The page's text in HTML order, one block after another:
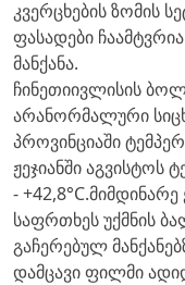
კვერცხების ზომის
ფასადები
მანქანა.
ჩინეთიივლისის
არანორმალური
პროვინციაში
ჟეჯიანში
-
საფრთხეს უქმნის
გაჩერებულ
დამცავი ფილმი